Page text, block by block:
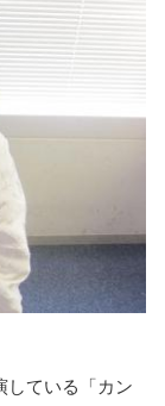
している「カン